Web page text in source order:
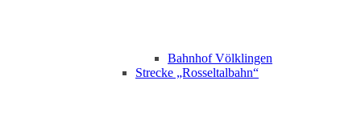
Bahnhof Völklingen
Strecke „Rosseltalbahn“